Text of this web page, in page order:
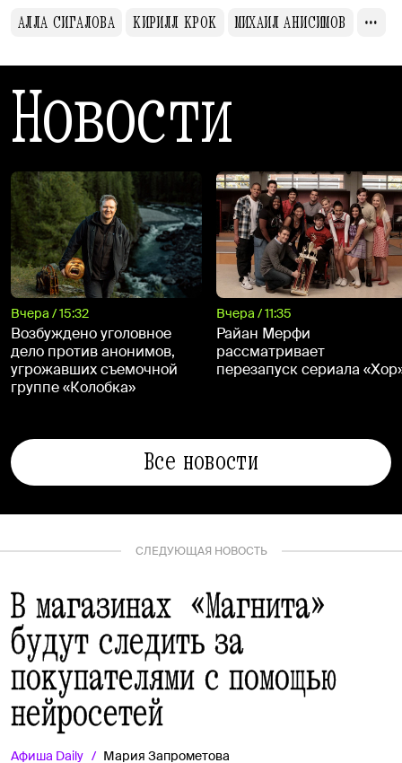
АЛЛА СИГАЛОВА
КИРИЛЛ КРОК МИХАИЛ АНИСИМОВ
Новости
Вчера / 15:32
Возбуждено уголовное
дело против анонимов,
угрожавших съемочной
группе «Колобка»
Вчера / 11:35
Райан Мерфи
рассматривает
перезапуск сериала
Все новости
СЛЕДУЮЩАЯ НОВОСТЬ
В магазинах «Магнита»
будут следить за
покупателями с помощью
нейросетей
Афиша Daily
Мария Запрометова